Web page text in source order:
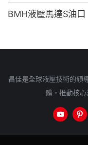
BMH液壓馬達S油口
昌佳是全球液壓技術的領
體，推動核心